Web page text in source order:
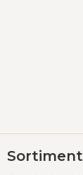
áSortiment